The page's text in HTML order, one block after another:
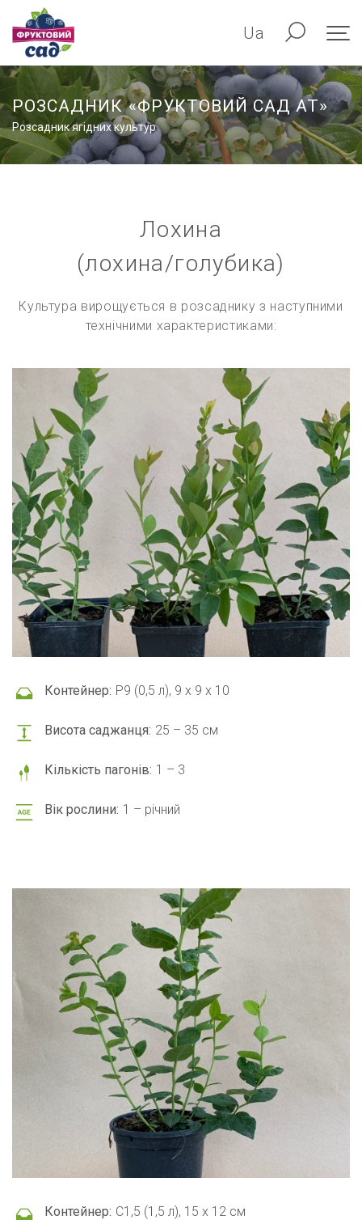
Ua
РОЗСАДНИК «ФРУКТОВИЙ САД АТ»
Розсадник ягідних культур
Лохина
(лохина/голубика)
Культура вирощується в розсаднику з наступними
технічними характеристиками:
Контейнер: Р9 (0,5 л), 9 x 9 x 10
Висота саджанця: 25 – 35 см
Кількість пагонів: 1 – 3
Вік рослини: 1 – річний
Контейнер: С1,5 (1,5 л), 15 x 12 см